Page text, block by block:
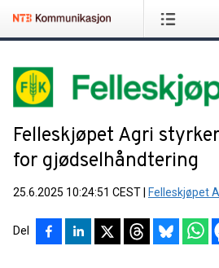
Felleskjøpet Agri
for gjødselhåndtering
25.6.2025 10:24:51 CEST Felleskjøpet
Del